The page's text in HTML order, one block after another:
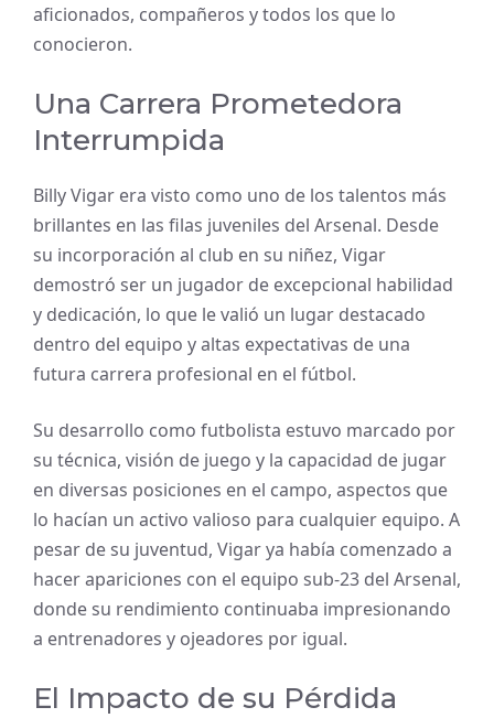
aficionados, compañeros y todos los que lo
conocieron.
Una Carrera Prometedora
Interrumpida
Billy Vigar era visto como uno de los talentos más
brillantes en las filas juveniles del Arsenal. Desde
su incorporación al club en su niñez, Vigar
demostró ser un jugador de excepcional habilidad
y dedicación, lo que le valió un lugar destacado
dentro del equipo y altas expectativas de una
futura carrera profesional en el fútbol.
Su desarrollo como futbolista estuvo marcado por
su técnica, visión de juego y la capacidad de jugar
en diversas posiciones en el campo, aspectos que
lo hacían un activo valioso para cualquier equipo. A
pesar de su juventud, Vigar ya había comenzado a
hacer apariciones con el equipo sub-23 del Arsenal,
donde su rendimiento continuaba impresionando
a entrenadores y ojeadores por igual.
El Impacto de su Pérdida